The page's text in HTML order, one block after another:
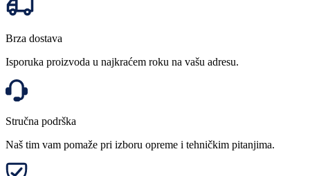
Brza dostava
Isporuka proizvoda u najkraćem roku na vašu adresu.
Stručna podrška
Naš tim vam pomaže pri izboru opreme i tehničkim pitanjima.